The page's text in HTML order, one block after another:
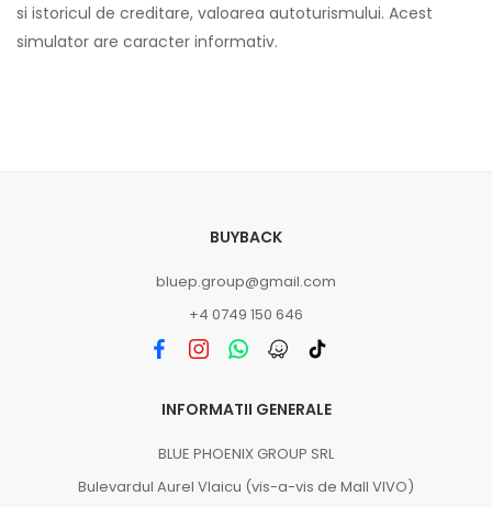
si istoricul de creditare, valoarea autoturismului. Acest
simulator are caracter informativ.
BUYBACK
bluep.group@gmail.com
+4 0749 150 646
INFORMATII GENERALE
BLUE PHOENIX GROUP SRL
Bulevardul Aurel Vlaicu (vis-a-vis de Mall VIVO)